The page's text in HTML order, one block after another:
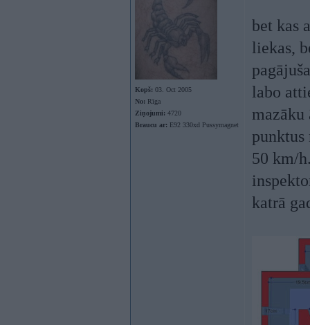
Kopš: 03. Oct 2005
No: Rīga
Ziņojumi: 4720
Braucu ar: E92 330xd Pussymagnet
bet kas
liekas,
labo
mazāku
50 km/
katrā